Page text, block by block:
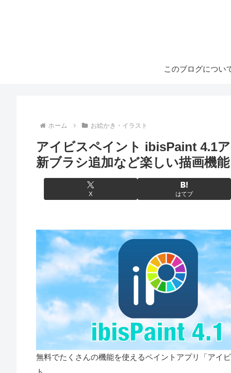
このブログについ
ホーム お絵かき・イラスト
アイビスペイント ibisPaint 4.1
新ブラシ追加など楽しい描画機
X はてブ
無料でたくさんの機能を使えるペイントアプリ「アイ